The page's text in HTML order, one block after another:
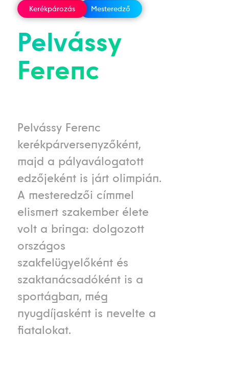
Kerékpározás Mesteredző
Pelvássy
Ferenc
Pelvássy Ferenc
kerékpárversenyzőként,
majd a pályaválogatott
edzőjeként is járt olimpián.
A mesteredzői címmel
elismert szakember élete
volt a bringa: dolgozott
országos
szakfelügyelőként és
szaktanácsadóként is a
sportágban, még
nyugdíjasként is nevelte a
fiatalokat.